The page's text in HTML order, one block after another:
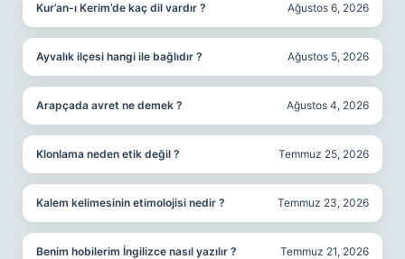
Kur’an-ı Kerim’de kaç dil vardır ? Ağustos 6, 2026
Ayvalık ilçesi hangi ile bağlıdır ? Ağustos 5, 2026
Arapçada avret ne demek ? Ağustos 4, 2026
Klonlama neden etik değil ? Temmuz 25, 2026
Kalem kelimesinin etimolojisi nedir ? Temmuz 23, 2026
Benim hobilerim İngilizce nasıl yazılır ? Temmuz 21, 2026